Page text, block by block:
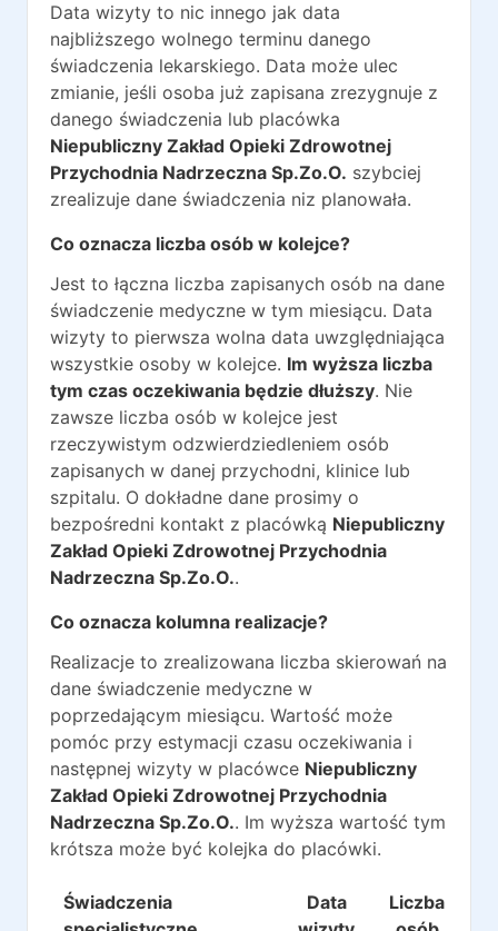
Data wizyty to nic innego jak data
najbliższego wolnego terminu danego
świadczenia lekarskiego. Data może ulec
zmianie, jeśli osoba już zapisana zrezygnuje z
danego świadczenia lub placówka
Niepubliczny Zakład Opieki Zdrowotnej
Przychodnia Nadrzeczna Sp.Zo.O. szybciej
zrealizuje dane świadczenia niz planowała.
Co oznacza liczba osób w kolejce?
Jest to łączna liczba zapisanych osób na dane
świadczenie medyczne w tym miesiącu. Data
wizyty to pierwsza wolna data uwzględniająca
wszystkie osoby w kolejce. Im wyższa liczba
tym czas oczekiwania będzie dłuższy. Nie
zawsze liczba osób w kolejce jest
rzeczywistym odzwierdziedleniem osób
zapisanych w danej przychodni, klinice lub
szpitalu. O dokładne dane prosimy o
bezpośredni kontakt z placówką Niepubliczny
Zakład Opieki Zdrowotnej Przychodnia
Nadrzeczna Sp.Zo.O..
Co oznacza kolumna realizacje?
Realizacje to zrealizowana liczba skierowań na
dane świadczenie medyczne w
poprzedającym miesiącu. Wartość może
pomóc przy estymacji czasu oczekiwania i
następnej wizyty w placówce Niepubliczny
Zakład Opieki Zdrowotnej Przychodnia
Nadrzeczna Sp.Zo.O.. Im wyższa wartość tym
krótsza może być kolejka do placówki.
Świadczenia
Data
Liczba